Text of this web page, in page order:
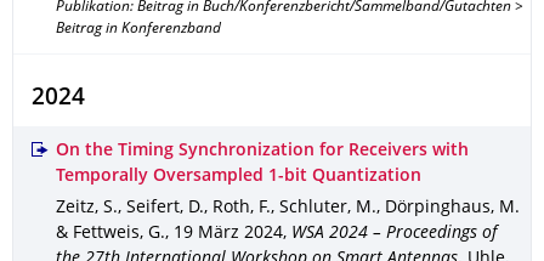
Publikation: Beitrag in Buch/Konferenzbericht/Sammelband/Gutachten >
Beitrag in Konferenzband
2024
On the Timing Synchronization for Receivers with
Temporally Oversampled 1-bit Quantization
Zeitz, S., Seifert, D., Roth, F., Schluter, M., Dörpinghaus, M.
& Fettweis, G., 19 März 2024, WSA 2024 – Proceedings of